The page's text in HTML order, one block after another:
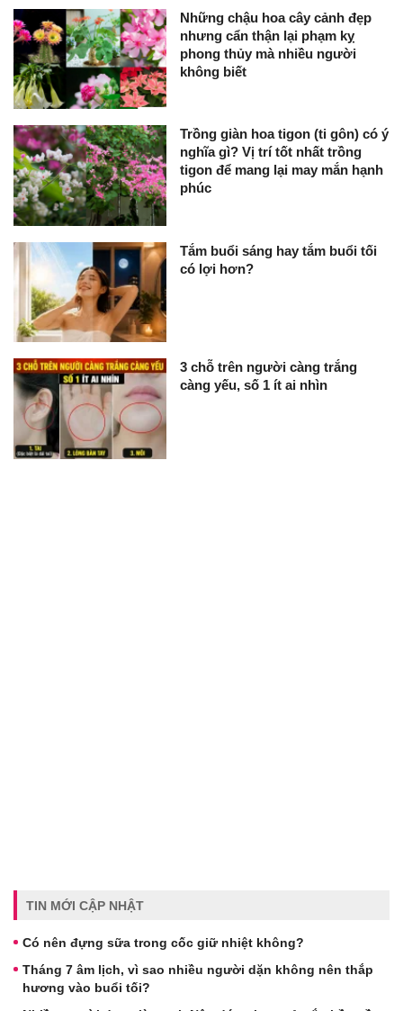
Những chậu hoa cây cảnh đẹp
nhưng cẩn thận lại phạm kỵ
phong thủy mà nhiều người
không biết
Trồng giàn hoa tigon (ti gôn) có ý
nghĩa gì? Vị trí tốt nhất trồng
tigon để mang lại may mắn hạnh
phúc
Tắm buổi sáng hay tắm buổi tối
có lợi hơn?
3 chỗ trên người càng trắng
càng yếu, số 1 ít ai nhìn
TIN MỚI CẬP NHẬT
Có nên đựng sữa trong cốc giữ nhiệt không?
Tháng 7 âm lịch, vì sao nhiều người dặn không nên thắp
hương vào buổi tối?